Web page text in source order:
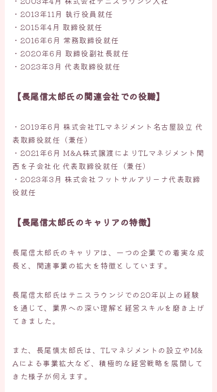
・2013年11月 執行役員就任
・2015年4月 取締役就任
・2016年6月 常務取締役就任
・2020年6月 取締役副社長就任
・2023年3月 代表取締役就任
【長尾信太郎氏の関連会社での役職】
・2019年6月 株式会社TLマネジメント名古屋設立 代
表取締役就任（兼任）
・2021年6月 M&A株式譲渡によりTLマネジメント関
西を子会社化 代表取締役就任（兼任）
・2023年3月 株式会社フットサルアリーナ代表取締
役就任
【長尾信太郎氏のキャリアの特徴】
長尾信太郎氏のキャリアは、一つの企業での着実な成
長と、関連事業の拡大を特徴としています。
長尾信太郎氏はテニスラウンジでの20年以上の経験
を通じて、業界への深い理解と経営スキルを磨き上げ
てきました。
また、長尾慎太郎氏は、TLマネジメントの設立やM&
Aによる事業拡大など、積極的な経営戦略を展開して
きた様子が伺えます。